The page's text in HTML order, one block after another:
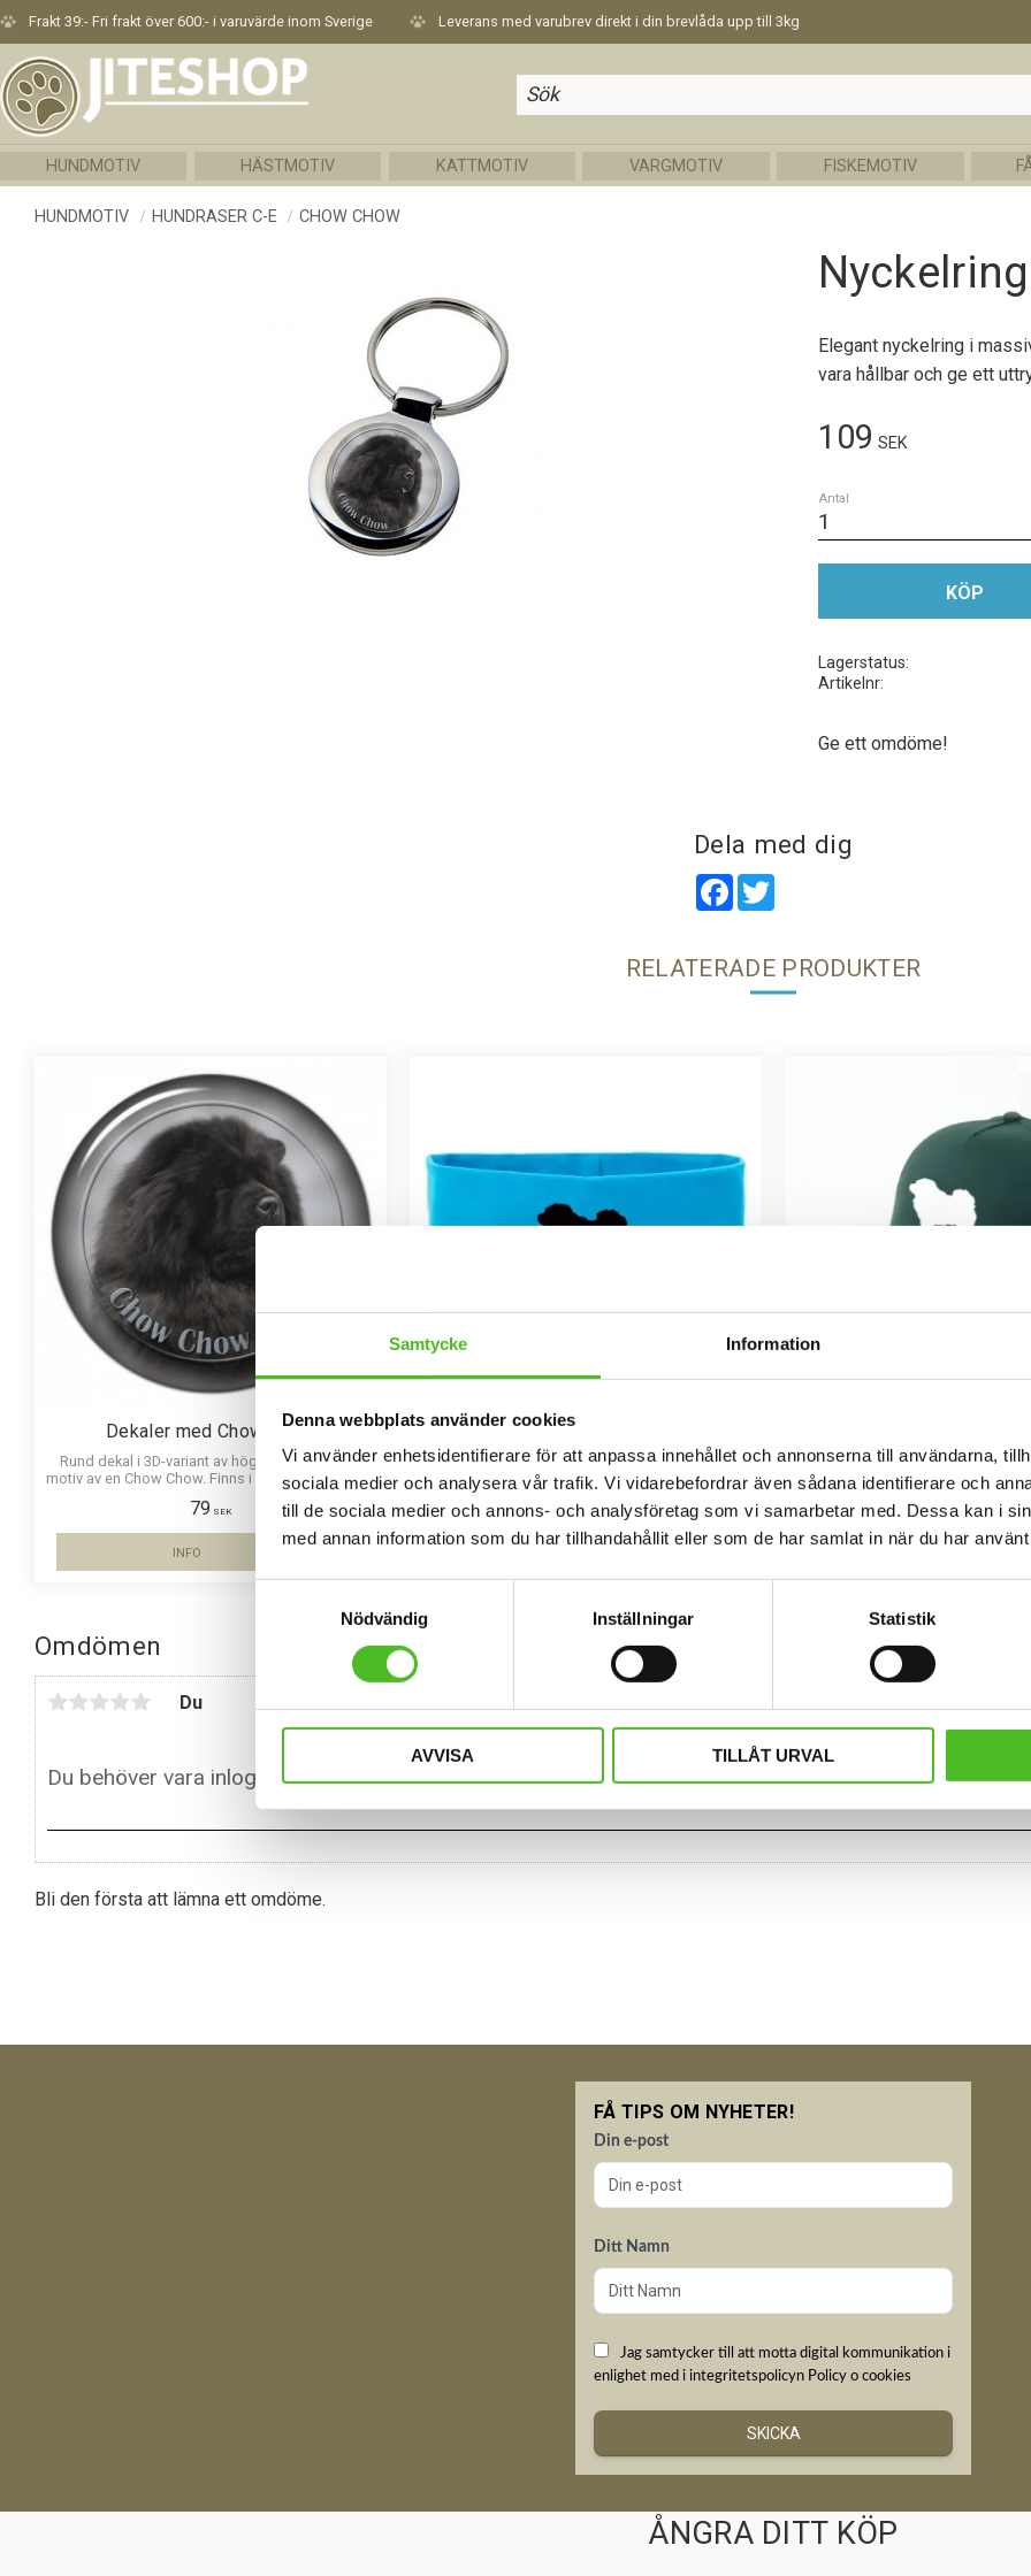
Samtycke Information
Denna webbplats använder cookies
Vi använder enhetsidentifierare för att anpassa innehållet och annonserna till användarna,
sociala medier och analysera vår trafik. Vi vidarebefordrar även sådana identifierare och
till de sociala medier och annons- och analysföretag som vi samarbetar med. Dessa kan i
med annan information som du har tillhandahållit eller som de har samlat in när du har
Nödvändig
Inställningar Statistik
AVVISA TILLÅT URVAL
Frakt 39:- Fri frakt över 600:- i varuvärde inom Sverige Leverans med varubrev direkt i din brevlåda upp till 3kg
HUNDMOTIV HÄSTMOTIV KATTMOTIV VARGMOTIV FISKEMOTIV
HUNDMOTIV HUNDRASER C-E CHOW CHOW
Elegant nyckelring i
vara hållbar och ge ett
109 SEK
Antal
KÖP
Lagerstatus
Artikelnr
Ge ett omdöme!
Dela med dig
Facebook
Omdömen
Du
Bli den första att lämna ett omdöme.
RELATERADE PRODUKTER
Dekaler med Chow Chow
Rund dekal i 3D-variant av hög kvalitet med ett
motiv av en Chow Chow. Finns i 3 storlekar 10 cm ,
79 SEK
INFO
Pannband med Chow Chow
Pannband i kraftig Bomull / Elastan med ett
siluettmotiv av en Chow Chow.
109SEK
Keps i borstad bomullstwill med
kardborrespänne och med ett
159SEK
FÅ TIPS OM NYHETER!
Din e-post
Ditt Namn
Jag samtycker till att motta digital kommunikation i
enlighet med i integritetspolicyn Policy o cookies
SKICKA
ÅNGRA DITT KÖP